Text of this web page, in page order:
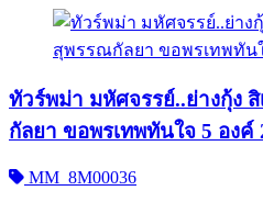
ทัวร์พม่า มหัศจรรย์..ย่างกุ้ง
กัลยา ขอพรเทพทันใจ 5 อง
MM_8M00036